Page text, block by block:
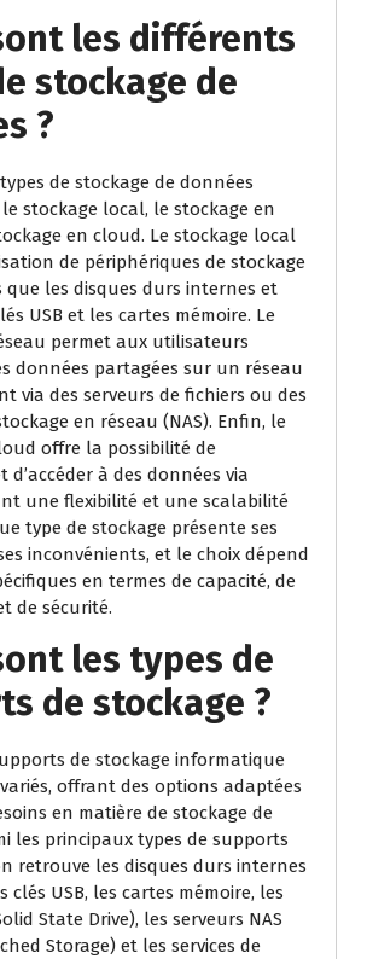
les différents
stockage de
?
de stockage de données
stockage local, le stockage en
en cloud. Le stockage local
de périphériques de stockage
que les disques durs internes et
USB et les cartes mémoire. Le
permet aux utilisateurs
données partagées sur un réseau
via des serveurs de fichiers ou des
en réseau (NAS). Enfin, le
offre la possibilité de
d’accéder à des données via
une flexibilité et une scalabilité
type de stockage présente ses
inconvénients, et le choix dépend
en termes de capacité, de
de sécurité.
les types de
de stockage ?
de stockage informatique
offrant des options adaptées
en matière de stockage de
les principaux types de supports
retrouve les disques durs internes
clés USB, les cartes mémoire, les
State Drive), les serveurs NAS
Storage) et les services de